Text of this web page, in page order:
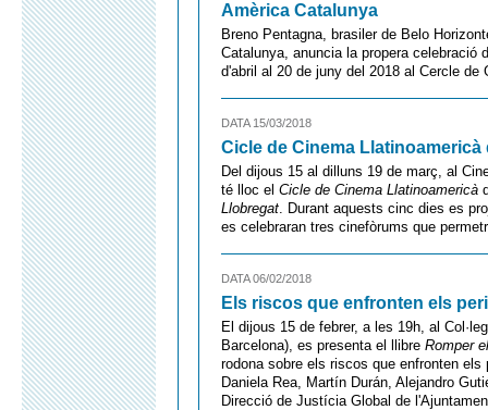
Amèrica Catalunya
Breno Pentagna, brasiler de Belo
Catalunya, anuncia la propera celebració
d'abril al 20 de juny del 2018 al Cercle
DATA 15/03/2018
Cicle de Cinema
Del dijous 15 al dilluns 19 de març, al
té lloc el Cicle de Cinema Llatinoamericà
Llobregat. Durant aquests cinc dies es
es celebraran tres cinefòrums que
DATA 06/02/2018
Els riscos que enfronten els
El dijous 15 de febrer, a les 19h, al
Barcelona), es presenta el llibre Romper
rodona sobre els riscos que enfronten
Daniela Rea, Martín Durán, Alejandro
Direcció de Justícia Global de